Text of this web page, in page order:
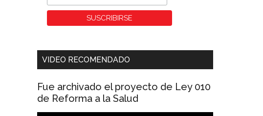
VIDEO RECOMENDADO
Fue archivado el proyecto de Ley 010
de Reforma a la Salud